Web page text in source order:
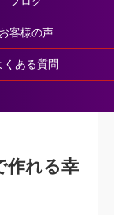
お客様の声
くある質問
作れる幸